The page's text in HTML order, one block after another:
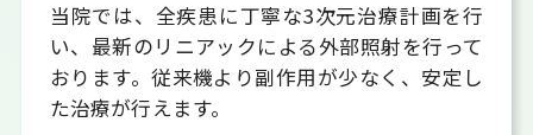
当院では、全疾患に丁寧な3次元治療計画を行
い、最新のリニアックによる外部照射を行って
おります。従来機より副作用が少なく、安定し
た治療が行えます。